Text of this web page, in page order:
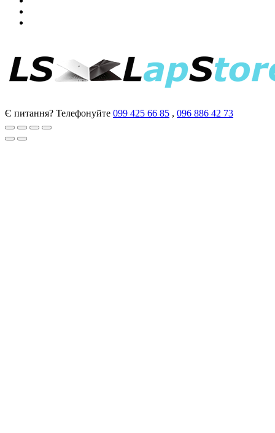
Є питання? Телефонуйте 099 425 66 85 , 096 886 42 73